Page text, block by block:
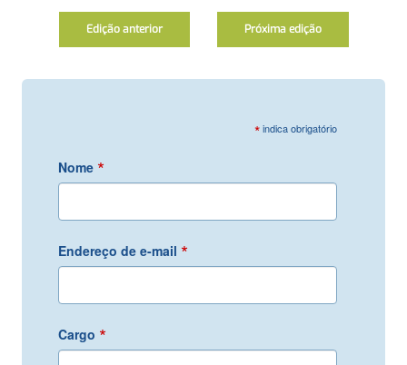
Edição anterior Próxima edição
*indica obrigatório
Nome *
Endereço de e-mail *
Cargo *